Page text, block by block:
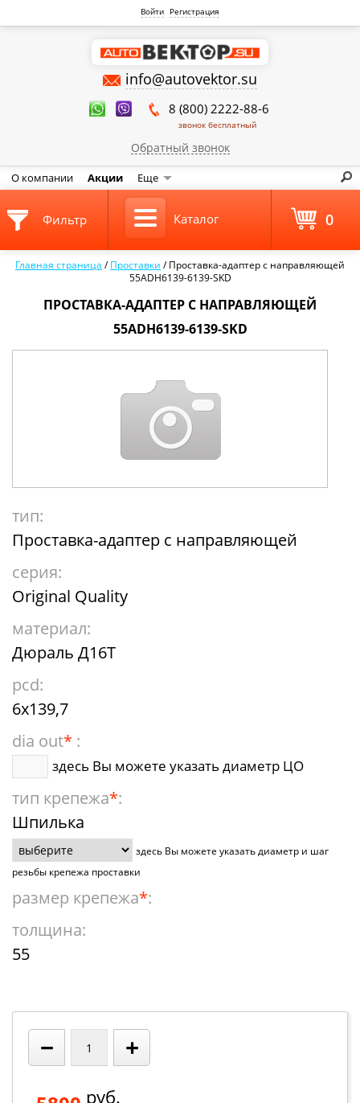
Войти Регистрация
info@autovektor.su
8 (800) 2222-88-6
звонок бесплатный
Обратный звонок
О компании Акции Еще
Главная страница /Проставки /Проставка-адаптер с направляющей
55ADH6139-6139-SKD
ПРОСТАВКА-АДАПТЕР С НАПРАВЛЯЮЩЕЙ
55ADH6139-6139-SKD
тип:
Проставка-адаптер с направляющей
серия:
Original Quality
материал:
Дюраль Д16Т
pcd:
6x139,7
dia out* :
здесь Вы можете указать диаметр ЦО
тип крепежа*:
Шпилька
здесь Вы можете указать диаметр и шаг
резьбы крепежа проставки
размер крепежа*:
толщина:
55
− +
руб.
Фильтр Каталог 0